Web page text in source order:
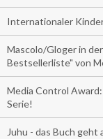
Internationaler
Mascolo/Gloger in
Bestsellerliste" von
Media Control
Serie!
Juhu - das Buch geht